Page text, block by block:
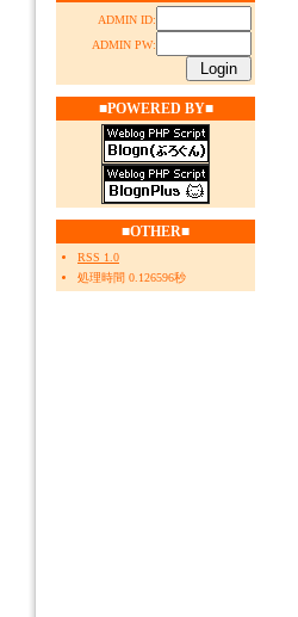
ADMIN ID:
ADMIN PW:
■POWERED BY■
■OTHER■
RSS 1.0
処理時間 0.126596秒